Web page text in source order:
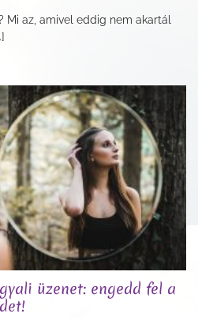
Mi az, amivel eddig nem akartál
üzenet: engedd fel a